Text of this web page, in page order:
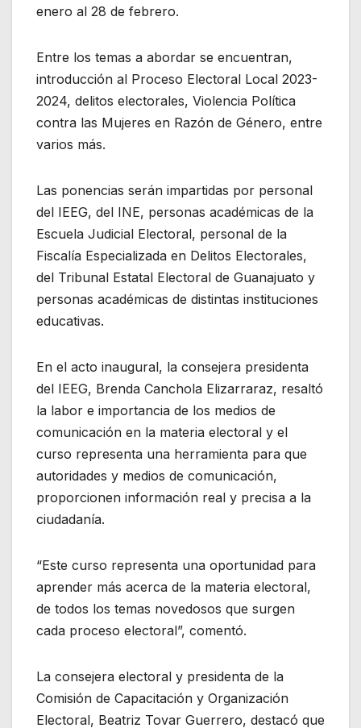
enero al 28 de febrero.
Entre los temas a abordar se encuentran,
introducción al Proceso Electoral Local 2023-
2024, delitos electorales, Violencia Política
contra las Mujeres en Razón de Género, entre
varios más.
Las ponencias serán impartidas por personal
del IEEG, del INE, personas académicas de la
Escuela Judicial Electoral, personal de la
Fiscalía Especializada en Delitos Electorales,
del Tribunal Estatal Electoral de Guanajuato y
personas académicas de distintas instituciones
educativas.
En el acto inaugural, la consejera presidenta
del IEEG, Brenda Canchola Elizarraraz, resaltó
la labor e importancia de los medios de
comunicación en la materia electoral y el
curso representa una herramienta para que
autoridades y medios de comunicación,
proporcionen información real y precisa a la
ciudadanía.
“Este curso representa una oportunidad para
aprender más acerca de la materia electoral,
de todos los temas novedosos que surgen
cada proceso electoral”, comentó.
La consejera electoral y presidenta de la
Comisión de Capacitación y Organización
Electoral, Beatriz Tovar Guerrero, destacó que